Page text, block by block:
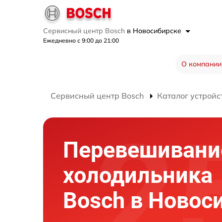
Сервисный центр Bosch в Новосибирске
Ежедневно с 9:00 до 21:00
О компании
Сервисный центр Bosch Каталог
холодильника
Bosch в